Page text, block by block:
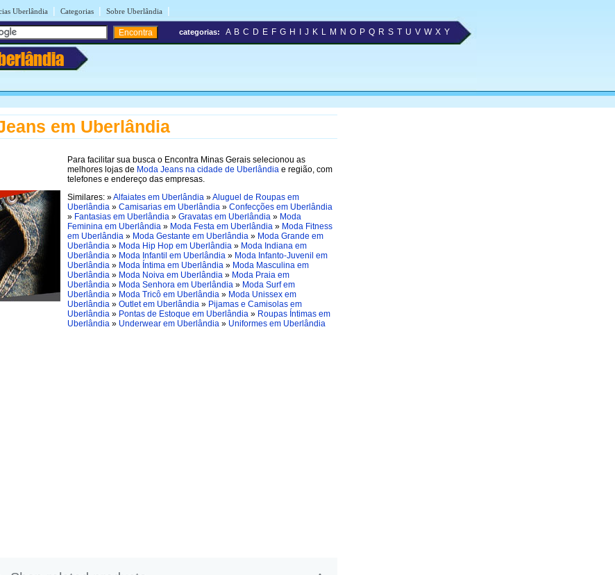
Uberlândia | Categorias | Sobre Uberlândia |
categorias: A B C D E F G H J K L M N O P Q R S T U V W X Y
em Uberlândia
Para facilitar sua busca o Encontra Minas Gerais selecionou as
melhores lojas de Moda Jeans na cidade de Uberlândia e região, com
telefones e endereço das empresas.
Similares: »Alfaiates em Uberlândia »Aluguel de Roupas em
Uberlândia » Camisarias em Uberlândia » Confecções em Uberlândia
» Fantasias em Uberlândia » Gravatas em Uberlândia » Moda
Feminina em Uberlândia » Moda Festa em Uberlândia » Moda Fitness
em Uberlândia » Moda Gestante em Uberlândia » Moda Grande em
Uberlândia » Moda Hip Hop em Uberlândia » Moda Indiana em
Uberlândia » Moda Infantil em Uberlândia » Moda Infanto-Juvenil em
Uberlândia » Moda Íntima em Uberlândia » Moda Masculina em
Uberlândia » Moda Noiva em Uberlândia » Moda Praia em
Uberlândia » Moda Senhora em Uberlândia » Moda Surf em
Uberlândia » Moda Tricô em Uberlândia » Moda Unissex em
Uberlândia » Outlet em Uberlândia » Pijamas e Camisolas em
Uberlândia » Pontas de Estoque em Uberlândia » Roupas Íntimas em
Uberlândia » Underwear em Uberlândia » Uniformes em Uberlândia